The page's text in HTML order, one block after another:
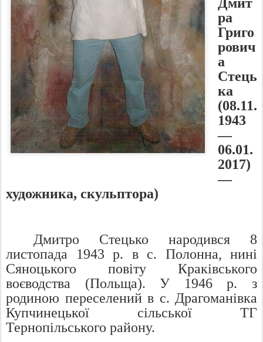
ра
Григо
рович
а
Стець
ка
(08.11.
1943
—
06.01.
2017)
—
художника, скульптора)
Дмитро Стецько народився 8
листопада 1943 р. в с. Полонна, нині
Сяноцького повіту Краківського
воєводства (Польща). У 1946 р. з
родиною переcелений в с. Драгоманівка
Купчинецької сільської ТГ
Тернопільського району.